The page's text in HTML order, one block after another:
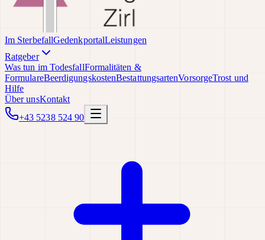
Im SterbefallGedenkportalLeistungen
Ratgeber
Was tun im TodesfallFormalitäten &
FormulareBeerdigungskostenBestattungsartenVorsorgeTrost und
Hilfe
Über unsKontakt
+43 5238 524 90